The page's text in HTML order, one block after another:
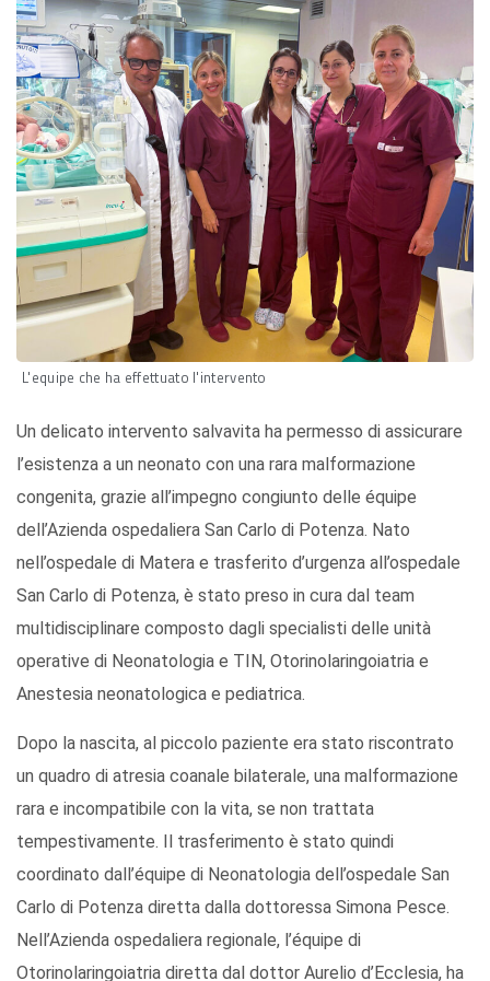
L'equipe che ha effettuato l'intervento
Un delicato intervento salvavita ha permesso di assicurare
l’esistenza a un neonato con una rara malformazione
congenita, grazie all’impegno congiunto delle équipe
dell’Azienda ospedaliera San Carlo di Potenza. Nato
nell’ospedale di Matera e trasferito d’urgenza all’ospedale
San Carlo di Potenza, è stato preso in cura dal team
multidisciplinare composto dagli specialisti delle unità
operative di Neonatologia e TIN, Otorinolaringoiatria e
Anestesia neonatologica e pediatrica.
Dopo la nascita, al piccolo paziente era stato riscontrato
un quadro di atresia coanale bilaterale, una malformazione
rara e incompatibile con la vita, se non trattata
tempestivamente. Il trasferimento è stato quindi
coordinato dall’équipe di Neonatologia dell’ospedale San
Carlo di Potenza diretta dalla dottoressa Simona Pesce.
Nell’Azienda ospedaliera regionale, l’équipe di
Otorinolaringoiatria diretta dal dottor Aurelio d’Ecclesia, ha